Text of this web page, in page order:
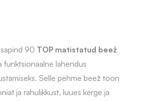
90 TOP matistatud beež
funktsionaalne lahendus
Selle pehme beež toon
ja rahulikkust, luues kerge ja